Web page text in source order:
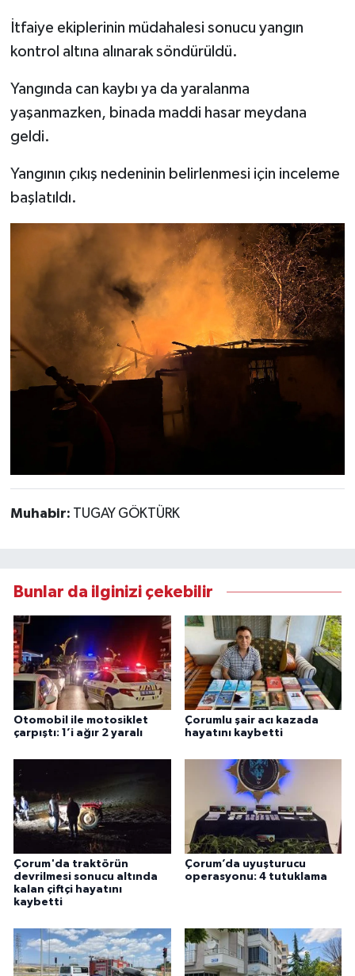
İtfaiye ekiplerinin müdahalesi sonucu yangın
kontrol altına alınarak söndürüldü.
Yangında can kaybı ya da yaralanma
yaşanmazken, binada maddi hasar meydana
geldi.
Yangının çıkış nedeninin belirlenmesi için inceleme
başlatıldı.
Muhabir: TUGAY GÖKTÜRK
Bunlar da ilginizi çekebilir
Otomobil ile motosiklet
çarpıştı: 1’i ağır 2 yaralı
Çorumlu şair acı kazada
hayatını kaybetti
Çorum'da traktörün
devrilmesi sonucu altında
kalan çiftçi hayatını
kaybetti
Çorum’da uyuşturucu
operasyonu: 4 tutuklama